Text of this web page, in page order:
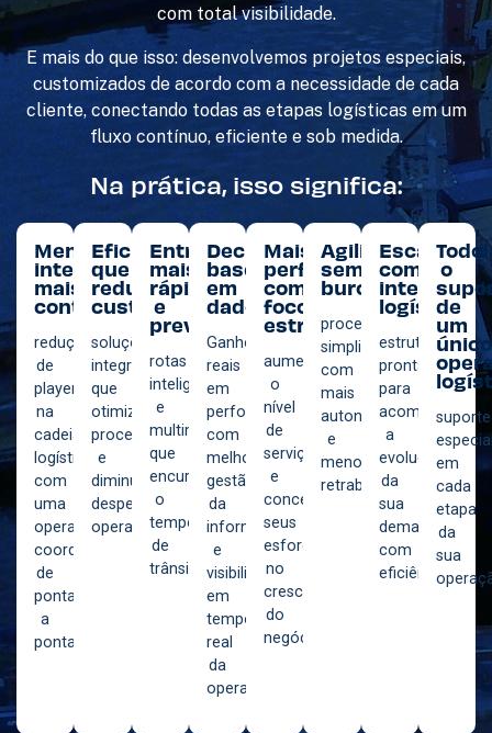
com total visibilidade.
E mais do que isso: desenvolvemos projetos especiais,
customizados de acordo com a necessidade de cada
cliente, conectando todas as etapas logísticas em um
fluxo contínuo, eficiente e sob medida.
Na prática, isso significa:
Menos
intermediários,
mais
controle:
redução
de
players
na
cadeia
logística,
com
uma
operação
coordenada
de
ponta
a
ponta;
Eficiência
que
reduz
custos:
soluções
integradas
que
otimizam
processos
e
diminuem
despesas
operacionais;
Entregas
mais
rápidas
e
previsíveis:
rotas
inteligentes
e
multimodais
que
encurtam
o
tempo
de
trânsito;
Decisões
baseadas
em
dados:
Ganhos
reais
em
performance
com
melhor
gestão
da
informação
e
visibilidade
em
tempo
real
da
operação;
Mais
performance
com
foco
estratégico:
aumente
o
nível
de
serviço
e
concentre
seus
esforços
no
crescimento
do
negócio;
Agilidade
sem
burocracia:
processos
simplificados,
com
mais
autonomia
e
menos
retrabalho;
com
logística:
estrutura
pronta
para
acompanhar
a
evolução
da
sua
demanda,
com
eficiência;
Todo
o
de
um
único
suporte
em
cada
etapa
da
sua